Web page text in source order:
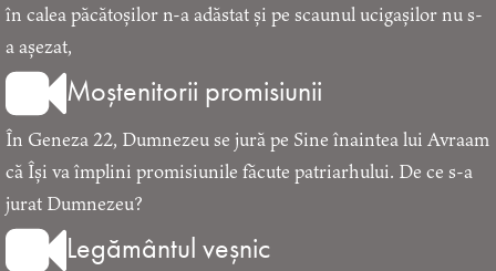
în calea păcătoșilor n-a adăstat și pe scaunul ucigașilor nu s-
a așezat,
Moștenitorii promisiunii
În Geneza 22, Dumnezeu se jură pe Sine înaintea lui Avraam
că Își va împlini promisiunile făcute patriarhului. De ce s-a
jurat Dumnezeu?
Legământul veșnic